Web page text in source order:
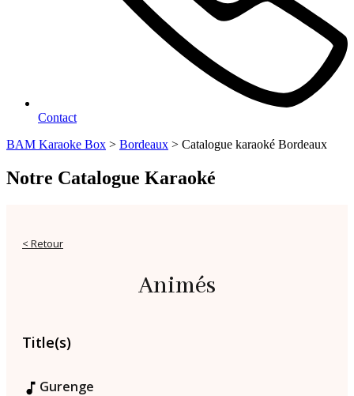
Contact
BAM Karaoke Box > Bordeaux > Catalogue karaoké Bordeaux
Notre Catalogue Karaoké
< Retour
Animés
Title(s)
Gurenge